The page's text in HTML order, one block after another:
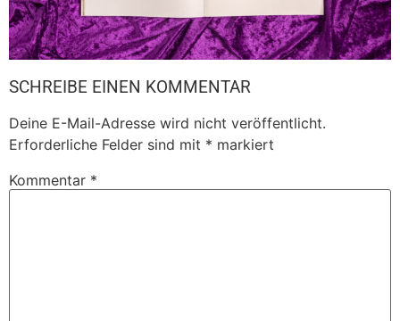
SCHREIBE EINEN KOMMENTAR
Deine E-Mail-Adresse wird nicht veröffentlicht.
Erforderliche Felder sind mit * markiert
Kommentar *